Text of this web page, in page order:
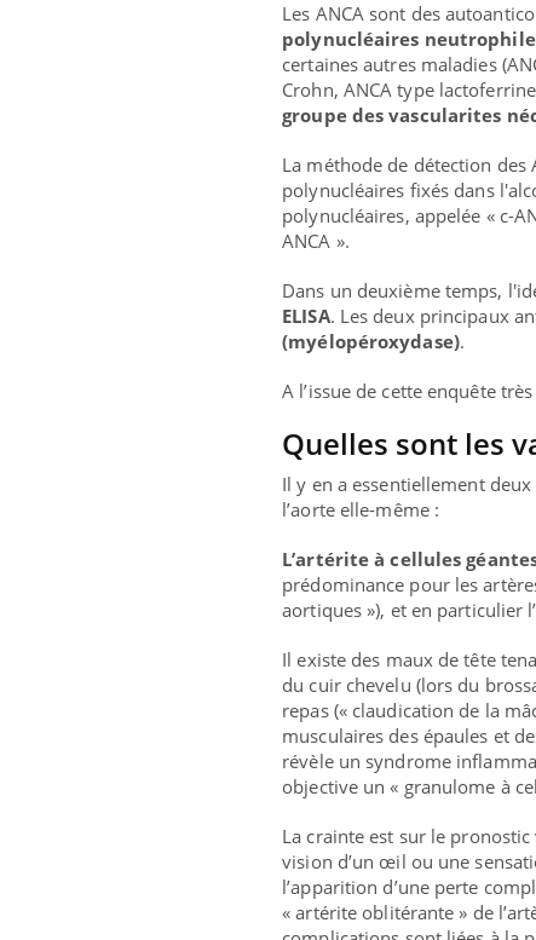
Les ANCA sont des
polynucléaires
certaines autres maladies
Crohn, ANCA type
groupe des vascularites
La méthode de détection des
polynucléaires fixés dans
polynucléaires, appelée « c-
ANCA ».
Dans un deuxième temps,
ELISA. Les deux principaux
(myélopéroxydase).
A l’issue de cette enquête
Quelles sont les
Il y en a essentiellement
l’aorte elle-même :
L’artérite à cellules
prédominance pour les
aortiques »), et en particulier
Il existe des maux de tête
du cuir chevelu (lors du
repas (« claudication de la
musculaires des épaules et
révèle un syndrome
objective un « granulome à
La crainte est sur le
vision d’un œil ou une
l’apparition d’une perte
« artérite oblitérante » de